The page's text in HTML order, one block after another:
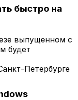
быстро на
выпущенном с
будет